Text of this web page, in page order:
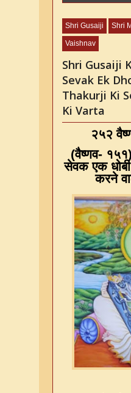
Shri Gusaiji Shri
Vaishnav
Shri Gusaiji
Sevak Ek
Thakurji Ki
Ki Varta
२५२
(वैष्णव- १५१
सेवक एक
करने